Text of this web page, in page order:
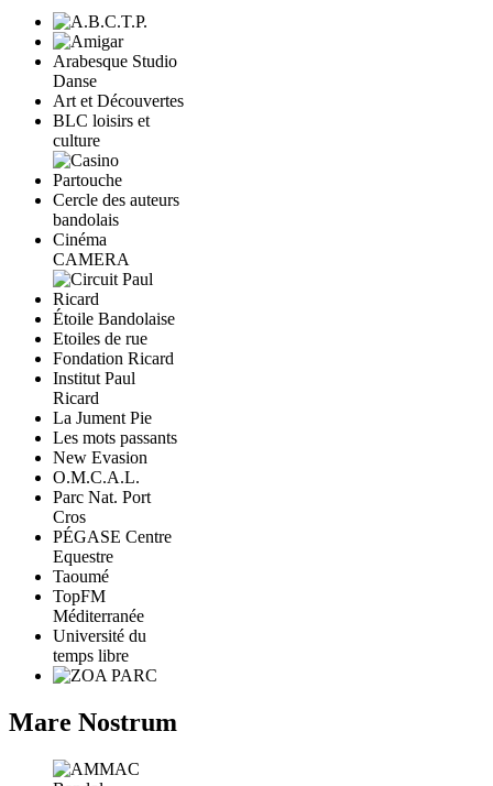
Arabesque Studio
Danse
Art et Découvertes
BLC loisirs et
culture
Cercle des auteurs
bandolais
Cinéma
CAMERA
Étoile Bandolaise
Etoiles de rue
Fondation Ricard
Institut Paul
Ricard
La Jument Pie
Les mots passants
New Evasion
O.M.C.A.L.
Parc Nat. Port
Cros
PÉGASE Centre
Equestre
Taoumé
TopFM
Méditerranée
Université du
temps libre
Mare Nostrum